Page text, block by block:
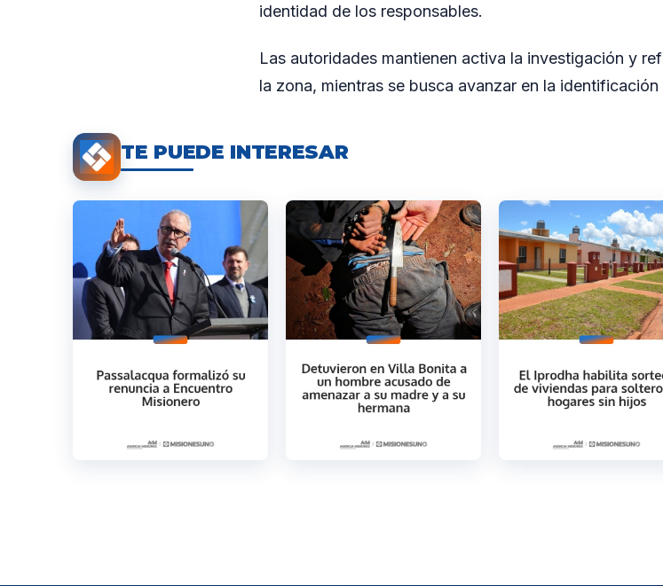
identidad de los responsables.
Las autoridades mantienen activa la investigación y
la zona, mientras se busca avanzar en la
TE PUEDE INTERESAR